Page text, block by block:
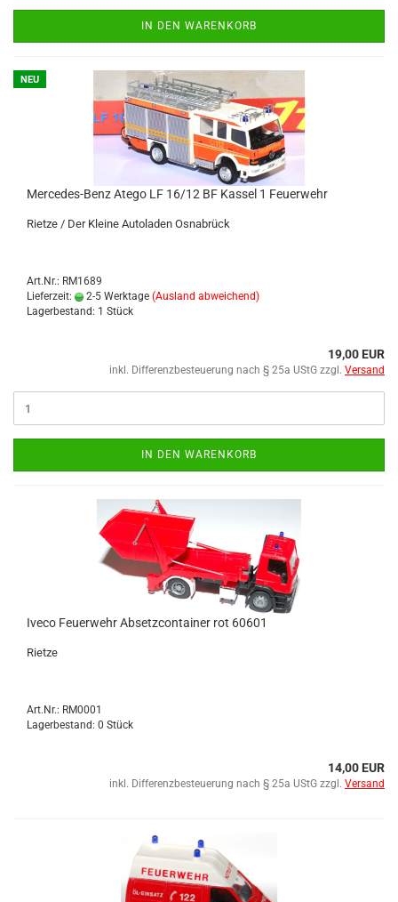
IN DEN WARENKORB
NEU
Mercedes-​​Benz Atego LF 16/12 BF Kas­sel 1 Feu­er­wehr
Riet­ze / Der Klei­ne Au­to­la­den Os­na­brück
Art.Nr.: RM1689
Lieferzeit:
2-5 Werktage (Ausland abweichend)
Lagerbestand: 1 Stück
19,00 EUR
inkl. Differenzbesteuerung nach § 25a UStG zzgl. Versand
IN DEN WARENKORB
Iveco Feu­er­wehr Ab­setz­con­tai­ner rot 60601
Riet­ze
Art.Nr.: RM0001
Lagerbestand: 0 Stück
14,00 EUR
inkl. Differenzbesteuerung nach § 25a UStG zzgl. Versand